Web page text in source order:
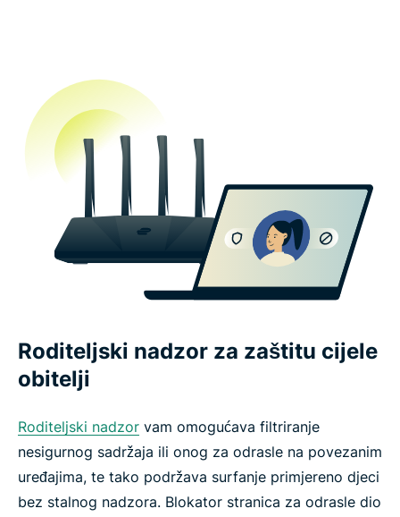
Roditeljski nadzor za zaštitu cijele
obitelji
Roditeljski nadzor vam omogućava filtriranje
nesigurnog sadržaja ili onog za odrasle na povezanim
uređajima, te tako podržava surfanje primjereno djeci
bez stalnog nadzora. Blokator stranica za odrasle dio